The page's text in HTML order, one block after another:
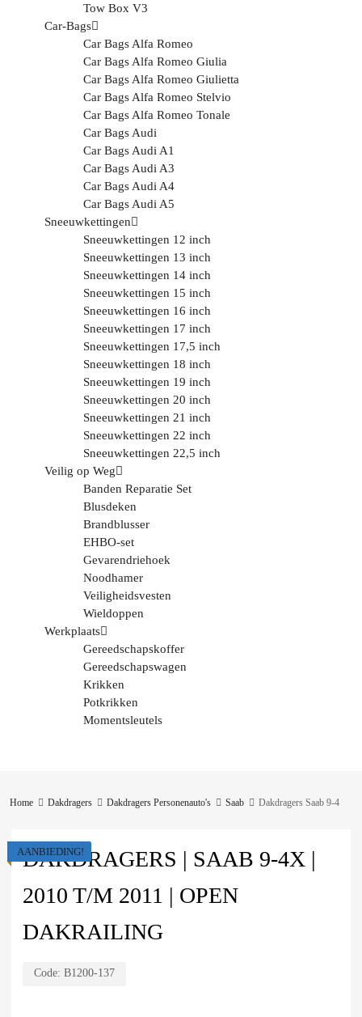
Tow Box V3
Car-Bags
Car Bags Alfa Romeo
Car Bags Alfa Romeo Giulia
Car Bags Alfa Romeo Giulietta
Car Bags Alfa Romeo Stelvio
Car Bags Alfa Romeo Tonale
Car Bags Audi
Car Bags Audi A1
Car Bags Audi A3
Car Bags Audi A4
Car Bags Audi A5
Sneeuwkettingen
Sneeuwkettingen 12 inch
Sneeuwkettingen 13 inch
Sneeuwkettingen 14 inch
Sneeuwkettingen 15 inch
Sneeuwkettingen 16 inch
Sneeuwkettingen 17 inch
Sneeuwkettingen 17,5 inch
Sneeuwkettingen 18 inch
Sneeuwkettingen 19 inch
Sneeuwkettingen 20 inch
Sneeuwkettingen 21 inch
Sneeuwkettingen 22 inch
Sneeuwkettingen 22,5 inch
Veilig op Weg
Banden Reparatie Set
Blusdeken
Brandblusser
EHBO-set
Gevarendriehoek
Noodhamer
Veiligheidsvesten
Wieldoppen
Werkplaats
Gereedschapskoffer
Gereedschapswagen
Krikken
Potkrikken
Momentsleutels
Home Dakdragers Dakdragers Personenauto's Saab Dakdragers Saab 9-4
DAKDRAGERS | SAAB 9-4X |
2010 T/M 2011 | OPEN
DAKRAILING
Code: B1200-137
AANBIEDING!